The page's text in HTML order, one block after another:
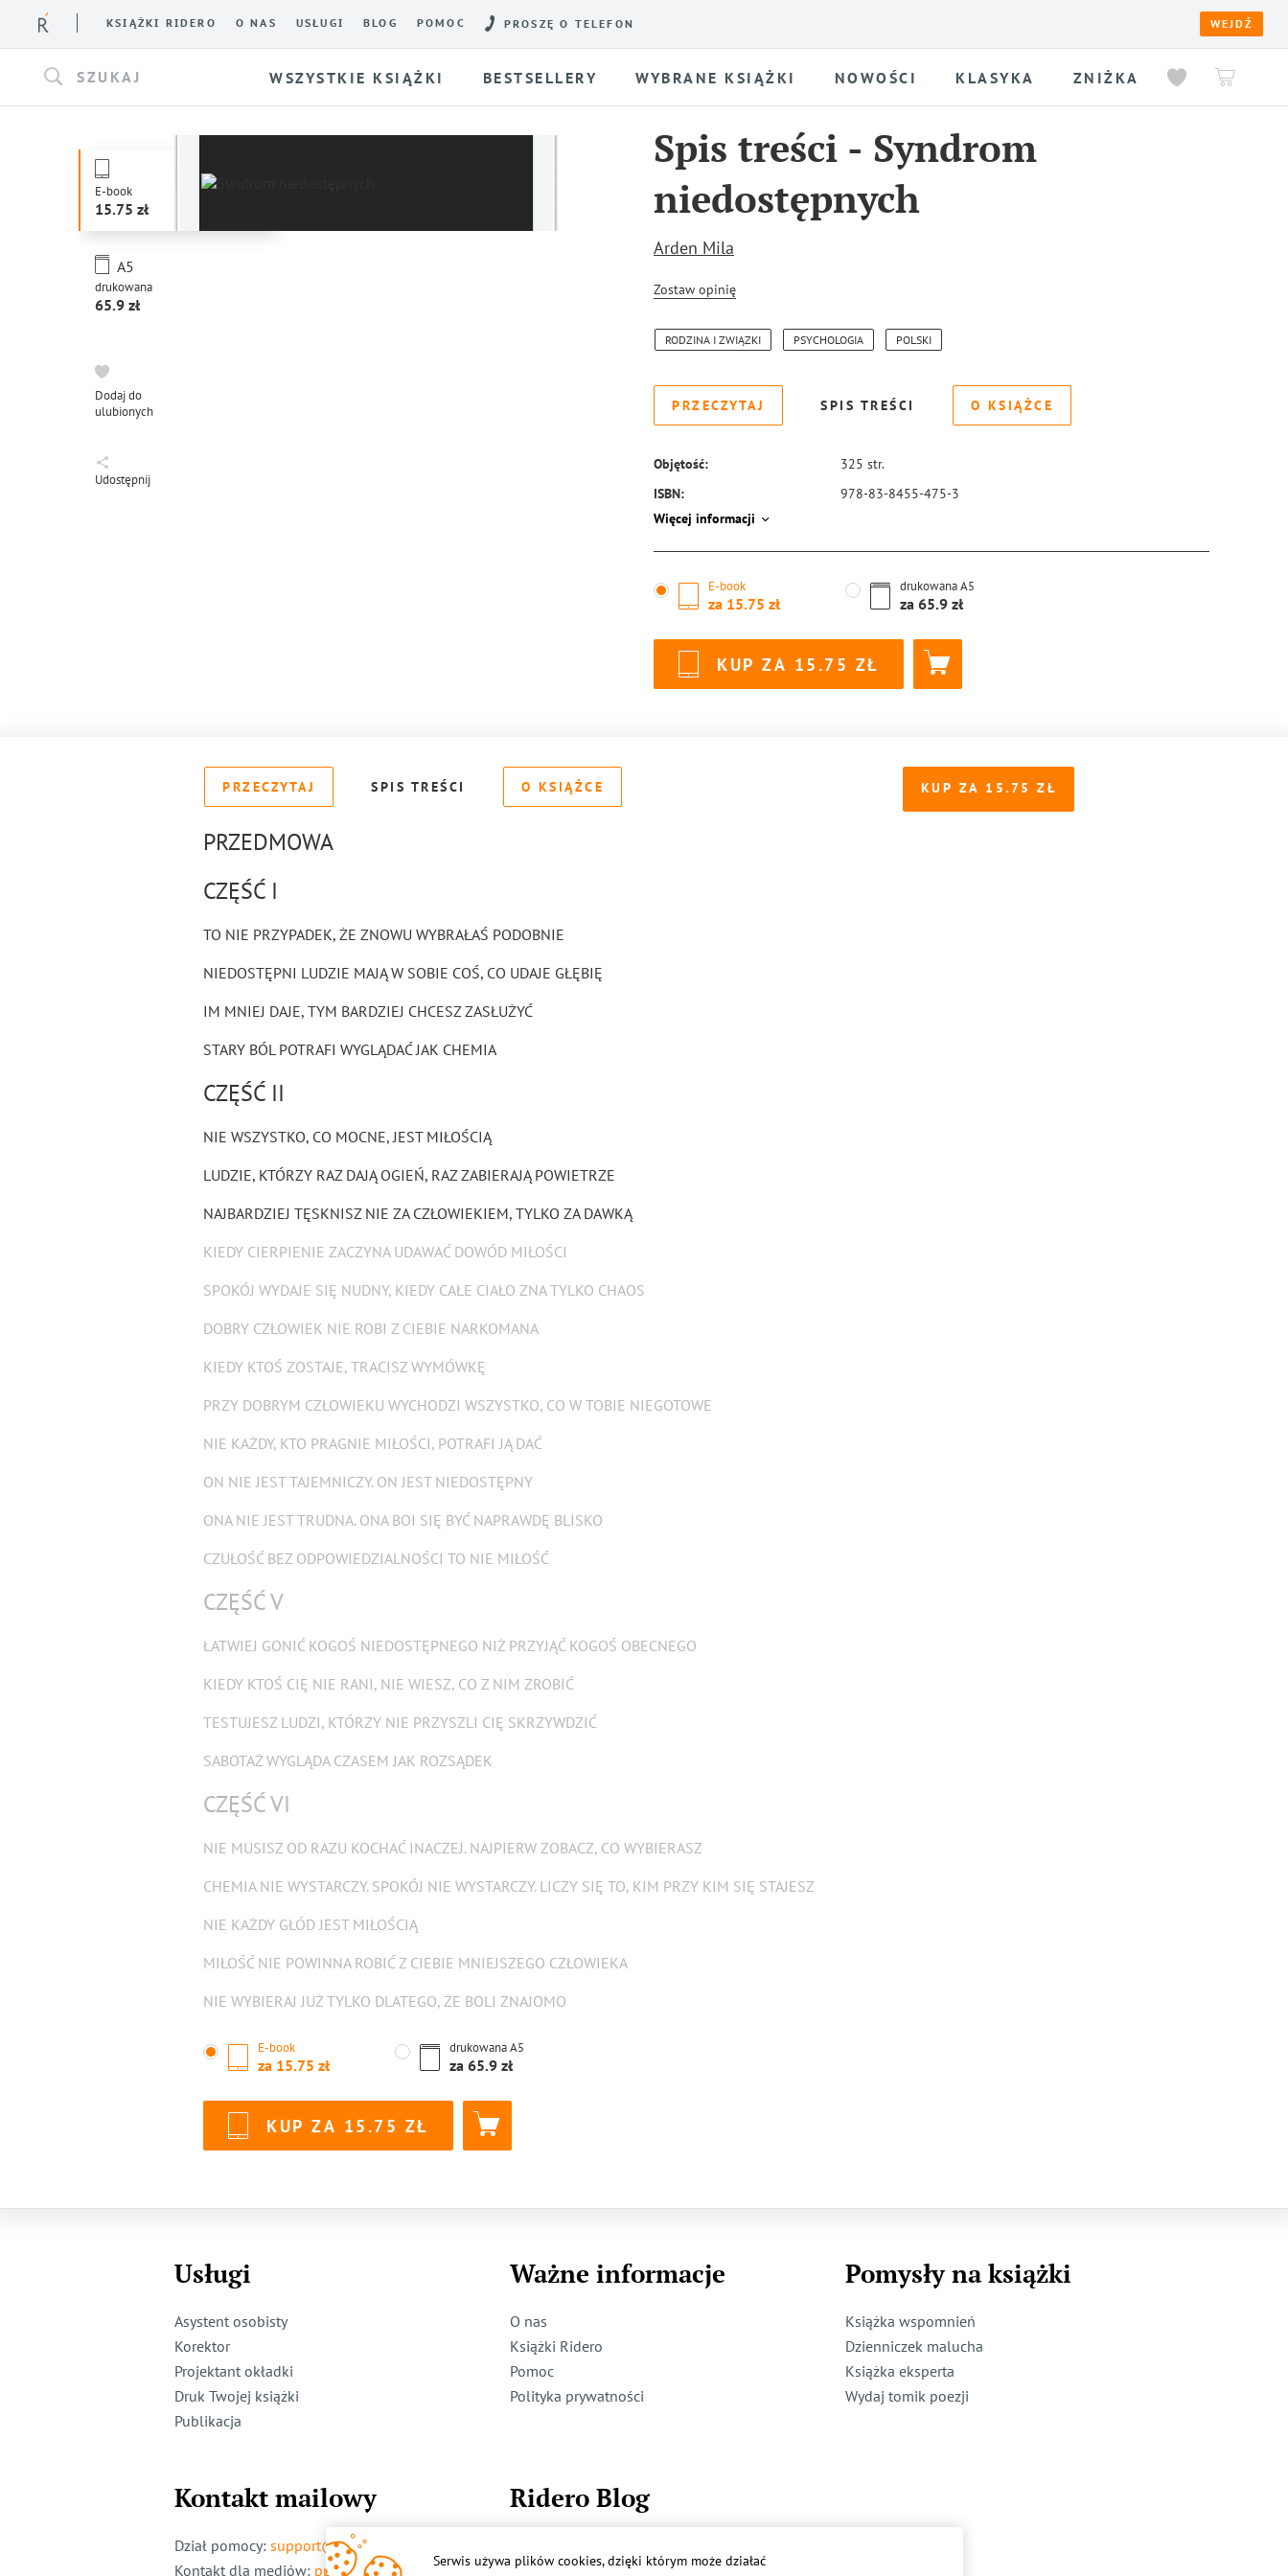
KSIĄŻKI RIDERO O NAS USŁUGI BLOG POMOC PROSZĘ O TELEFON WEJDŹ
SZUKAJ WSZYSTKIE KSIĄŻKI BESTSELLERY WYBRANE KSIĄŻKI NOWOŚCI KLASYKA ZNIŻKA
E-book
15.75
drukowana
A5
65.9
Dodaj do
ulubionych
Udostępnij
Spis treści - Syndrom
niedostępnych
Arden Mila
Zostaw opinię
RODZINA I ZWIĄZKI PSYCHOLOGIA POLSKI
PRZECZYTAJ SPIS TREŚCI O KSIĄŻCE
Objętość: 325 str.
ISBN:
978-83-8455-475-3
Więcej informacji
E-book
za 15.75
drukowanaA5
za 65.9
KUP ZA 15.75
KUP ZA 15.75
PRZECZYTAJ SPIS TREŚCI O KSIĄŻCE
PRZEDMOWA
CZĘŚĆ I
TO NIE PRZYPADEK, ŻE ZNOWU WYBRAŁAŚ PODOBNIE
NIEDOSTĘPNI LUDZIE MAJĄ W SOBIE COŚ, CO UDAJE GŁĘBIĘ
IM MNIEJ DAJE, TYM BARDZIEJ CHCESZ ZASŁUŻYĆ
STARY BÓL POTRAFI WYGLĄDAĆ JAK CHEMIA
CZĘŚĆ II
NIE WSZYSTKO, CO MOCNE, JEST MIŁOŚCIĄ
LUDZIE, KTÓRZY RAZ DAJĄ OGIEŃ, RAZ ZABIERAJĄ POWIETRZE
NAJBARDZIEJ TĘSKNISZ NIE ZA CZŁOWIEKIEM, TYLKO ZA DAWKĄ
KIEDY CIERPIENIE ZACZYNA UDAWAĆ DOWÓD MIŁOŚCI
SPOKÓJ WYDAJE SIĘ NUDNY, KIEDY CAŁE CIAŁO ZNA TYLKO CHAOS
DOBRY CZŁOWIEK NIE ROBI Z CIEBIE NARKOMANA
KIEDY KTOŚ ZOSTAJE, TRACISZ WYMÓWKĘ
PRZY DOBRYM CZŁOWIEKU WYCHODZI WSZYSTKO, CO W TOBIE NIEGOTOWE
NIE KAŻDY, KTO PRAGNIE MIŁOŚCI, POTRAFI JĄ DAĆ
ON NIE JEST TAJEMNICZY. ON JEST NIEDOSTĘPNY
ONA NIE JEST TRUDNA. ONA BOI SIĘ BYĆ NAPRAWDĘ BLISKO
CZUŁOŚĆ BEZ ODPOWIEDZIALNOŚCI TO NIE MIŁOŚĆ
CZĘŚĆ V
ŁATWIEJ GONIĆ KOGOŚ NIEDOSTĘPNEGO NIŻ PRZYJĄĆ KOGOŚ OBECNEGO
KIEDY KTOŚ CIĘ NIE RANI, NIE WIESZ, CO Z NIM ZROBIĆ
TESTUJESZ LUDZI, KTÓRZY NIE PRZYSZLI CIĘ SKRZYWDZIĆ
SABOTAŻ WYGLĄDA CZASEM JAK ROZSĄDEK
CZĘŚĆ VI
NIE MUSISZ OD RAZU KOCHAĆ INACZEJ. NAJPIERW ZOBACZ, CO WYBIERASZ
CHEMIA NIE WYSTARCZY. SPOKÓJ NIE WYSTARCZY. LICZY SIĘ TO, KIM PRZY KIM SIĘ STAJESZ
NIE KAŻDY GŁÓD JEST MIŁOŚCIĄ
MIŁOŚĆ NIE POWINNA ROBIĆ Z CIEBIE MNIEJSZEGO CZŁOWIEKA
NIE WYBIERAJ JUŻ TYLKO DLATEGO, ŻE BOLI ZNAJOMO
E-book
za 15.75
drukowanaA5
za 65.9
KUP ZA 15.75
Usługi
Asystent osobisty
Korektor
Projektant okładki
Druk Twojej książki
Publikacja
Ważne informacje
O nas
Książki Ridero
Pomoc
Polityka prywatności
Pomysły na książki
Książka wspomnień
Dzienniczek malucha
Książka eksperta
Wydaj tomik poezji
Kontakt mailowy
Dział pomocy: support@ridero.pl
Kontakt dla mediów: pr@ridero.pl
Ridero Blog
Więcej
Serwis używa plików cookies, dzięki którym może działać